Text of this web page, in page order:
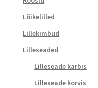
Lõikelilled
Lillekimbud
Lilleseaded
Lilleseade karbis
Lilleseade korvis